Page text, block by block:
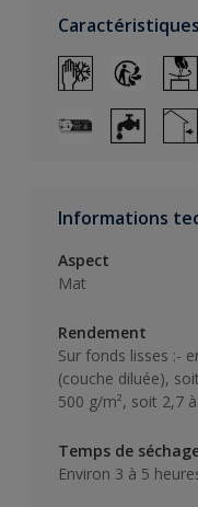
Informations
Aspect
Mat
Rendement
Sur fonds lisses :-
(couche diluée),
500 g/m², soit 2,7
Temps de
Environ 3 à 5